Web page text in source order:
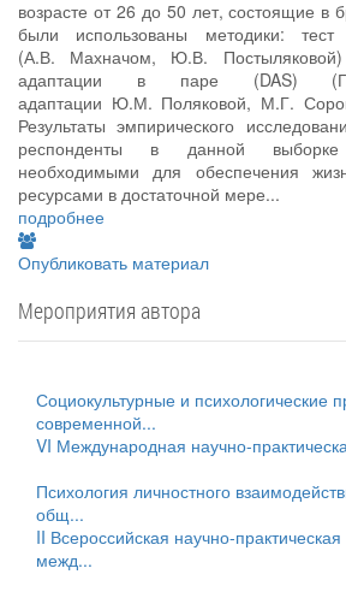
возрасте от 26 до 50 лет, состоящие в
были использованы методики:
(А.В. Махначом, Ю.В.
адаптации в паре (DAS)
адаптации Ю.М. Поляковой, М.Г.
Результаты эмпирического
респонденты в данной
необходимыми для обеспечения
ресурсами в достаточной мере...
подробнее
Опубликовать материал
Мероприятия автора
Социокультурные и психологические
современной...
VI Международная научно-
Психология личностного
общ...
II Всероссийская научно-
межд...